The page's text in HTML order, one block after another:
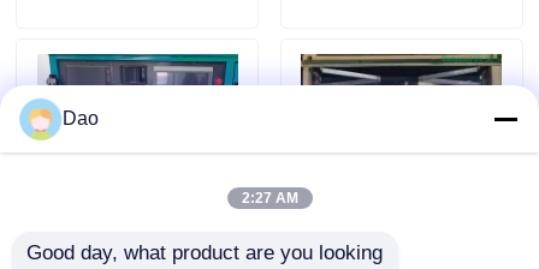
인용문을 요구하세요
UV는 CIPP를 치료했습니다
Dao
2:27 AM
Good day, what product are you looking